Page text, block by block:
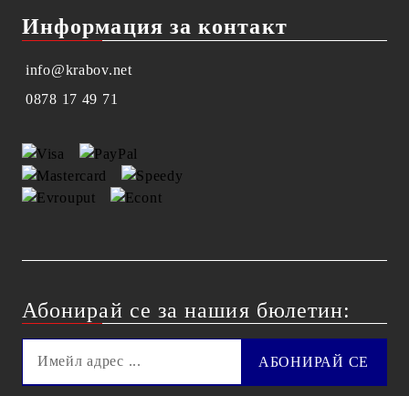
Информация за контакт
info@krabov.net
0878 17 49 71
Абонирай се за нашия бюлетин: